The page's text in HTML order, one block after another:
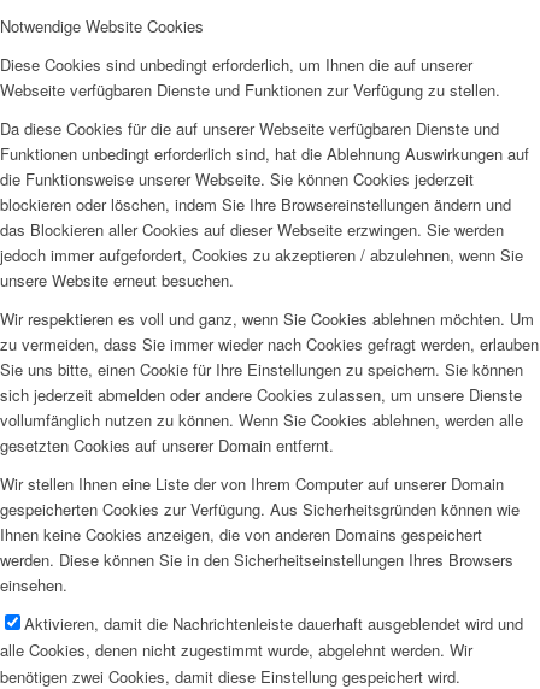
Notwendige Website Cookies
Diese Cookies sind unbedingt erforderlich, um Ihnen die auf unserer
Webseite verfügbaren Dienste und Funktionen zur Verfügung zu stellen.
Da diese Cookies für die auf unserer Webseite verfügbaren Dienste und
Funktionen unbedingt erforderlich sind, hat die Ablehnung Auswirkungen auf
die Funktionsweise unserer Webseite. Sie können Cookies jederzeit
blockieren oder löschen, indem Sie Ihre Browsereinstellungen ändern und
das Blockieren aller Cookies auf dieser Webseite erzwingen. Sie werden
jedoch immer aufgefordert, Cookies zu akzeptieren / abzulehnen, wenn Sie
unsere Website erneut besuchen.
Wir respektieren es voll und ganz, wenn Sie Cookies ablehnen möchten. Um
zu vermeiden, dass Sie immer wieder nach Cookies gefragt werden, erlauben
Sie uns bitte, einen Cookie für Ihre Einstellungen zu speichern. Sie können
sich jederzeit abmelden oder andere Cookies zulassen, um unsere Dienste
vollumfänglich nutzen zu können. Wenn Sie Cookies ablehnen, werden alle
gesetzten Cookies auf unserer Domain entfernt.
Wir stellen Ihnen eine Liste der von Ihrem Computer auf unserer Domain
gespeicherten Cookies zur Verfügung. Aus Sicherheitsgründen können wie
Ihnen keine Cookies anzeigen, die von anderen Domains gespeichert
werden. Diese können Sie in den Sicherheitseinstellungen Ihres Browsers
einsehen.
Aktivieren, damit die Nachrichtenleiste dauerhaft ausgeblendet wird und
alle Cookies, denen nicht zugestimmt wurde, abgelehnt werden. Wir
benötigen zwei Cookies, damit diese Einstellung gespeichert wird.